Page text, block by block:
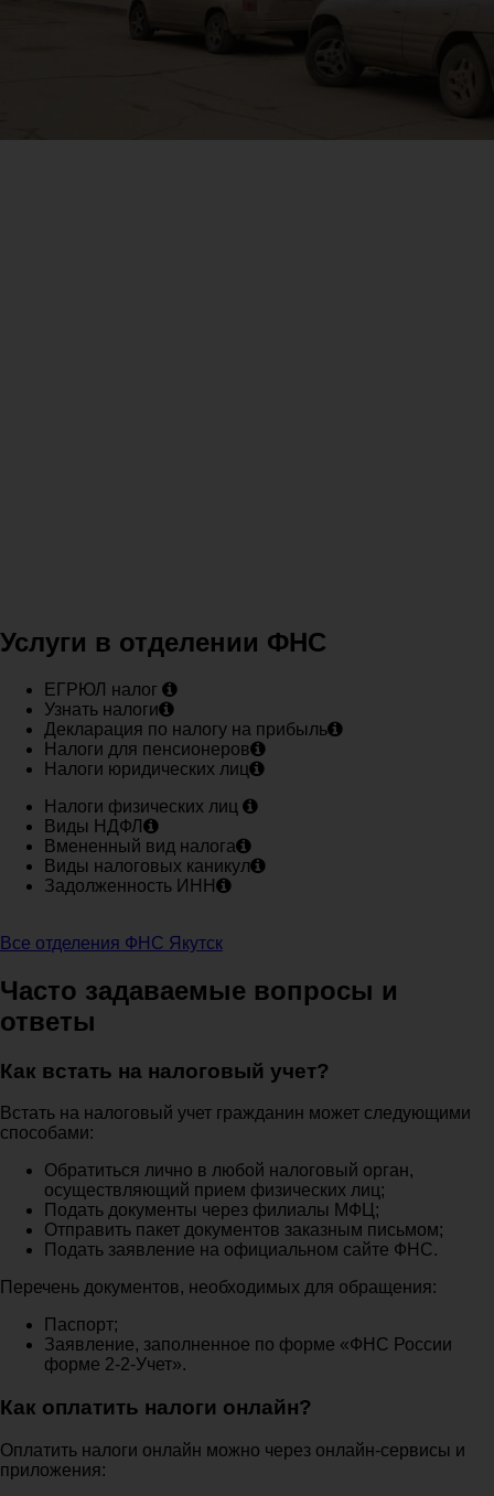
Услуги в отделении ФНС
ЕГРЮЛ налог
Узнать налоги
Декларация по налогу на прибыль
Налоги для пенсионеров
Налоги юридических лиц
Налоги физических лиц
Виды НДФЛ
Вмененный вид налога
Виды налоговых каникул
Задолженность ИНН
Все отделения ФНС Якутск
Часто задаваемые вопросы и
ответы
Как встать на налоговый учет?
Встать на налоговый учет гражданин может следующими
способами:
Обратиться лично в любой налоговый орган,
осуществляющий прием физических лиц;
Подать документы через филиалы МФЦ;
Отправить пакет документов заказным письмом;
Подать заявление на официальном сайте ФНС.
Перечень документов, необходимых для обращения:
Паспорт;
Заявление, заполненное по форме «ФНС России
форме 2-2-Учет».
Как оплатить налоги онлайн?
Оплатить налоги онлайн можно через онлайн-сервисы и
приложения: